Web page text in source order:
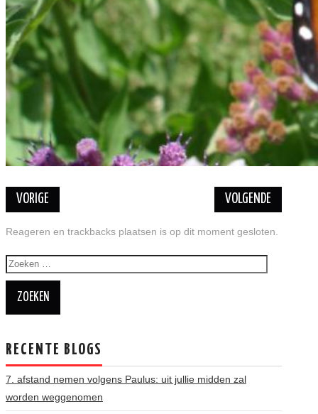
VORIGE VOLGENDE
Reageren en trackbacks plaatsen is op dit moment gesloten.
RECENTE BLOGS
7. afstand nemen volgens Paulus: uit jullie midden zal
worden weggenomen